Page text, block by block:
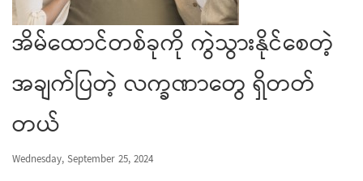
အိမ်ထောင်တစ်ခုကို ကွဲသွားနိုင်စေတဲ့
အချက်ပြတဲ့ လက္ခဏာတွေ ရှိတတ်
တယ်
Wednesday, September 25, 2024